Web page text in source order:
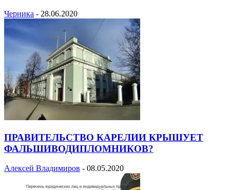
Черника - 28.06.2020
ПРАВИТЕЛЬСТВО КАРЕЛИИ КРЫШУЕТ
ФАЛЬШИВОДИПЛОМНИКОВ?
Алексей Владимиров - 08.05.2020